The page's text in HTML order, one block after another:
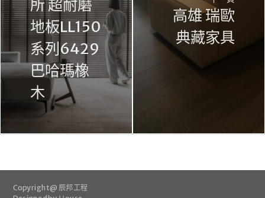
所 超耐磨
地板LL150
系列6429
巴哈瑪橡
木
高雄 瑞歐
典藏家具
Copyright @ 辰邦工程